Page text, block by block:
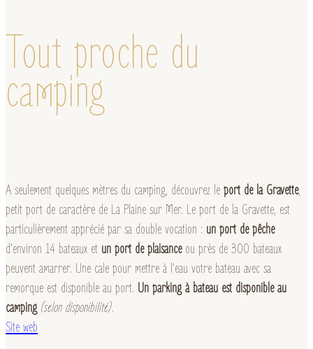
Tout proche du
camping
A seulement quelques mètres du camping, découvrez le port de la Gravette,
petit port de caractère de La Plaine sur Mer. Le port de la Gravette, est
particulièrement apprécié par sa double vocation : un port de pêche
d’environ 14 bateaux et un port de plaisanceou près de 300 bateaux
peuvent amarrer. Une cale pour mettre à l’eau votre bateau avec sa
remorque est disponible au port. Un parking à bateau est disponible au
camping (selon disponibilité).
Site web